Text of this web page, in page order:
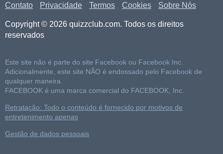
Contato Privacidade Termos Cookies Sobre Nós
Copyright © 2026 quizzclub.com. Todos os direitos
reservados
Este site não é parte do site Facebook ou Facebook Inc.
Adicionalmente, este site NÃO é endossado pelo Facebook de
qualquer maneira.
FACEBOOK é uma marca comercial do FACEBOOK, Inc.
Retratação: Todo o conteúdo é fornecido por motivos de
entretenimento apenas
Gestão de dados pessoais